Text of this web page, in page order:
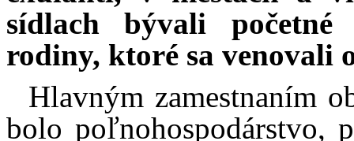
sídlach bývali početné
rodiny, ktoré sa venovali
Hlavným zamestnaním
bolo poľnohospodárstvo,